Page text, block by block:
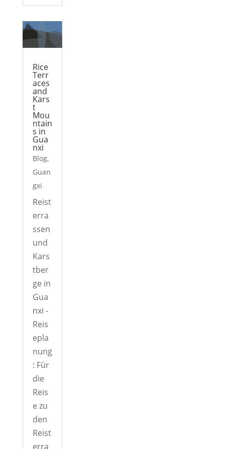
Rice
Terr
aces
and
Kars
t
Mou
ntain
s in
Gua
nxi
Blog,
Guan
gxi
Reist
erra
ssen
und
Kars
tber
ge in
Gua
nxi -
Reis
epla
nung
: Für
die
Reis
e zu
den
Reist
erra